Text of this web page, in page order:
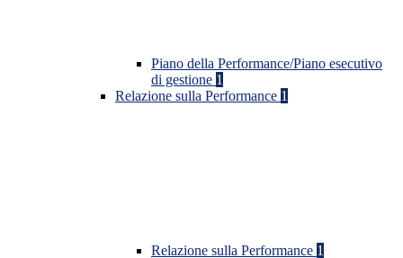
Piano della Performance/Piano esecutivo
di gestione 1
Relazione sulla Performance 1
Relazione sulla Performance 1